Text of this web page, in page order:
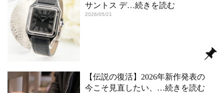
サントス デ…続きを読む
2026/05/21
【伝説の復活】2026年新作発表の
今こそ見直したい、 …続きを読む